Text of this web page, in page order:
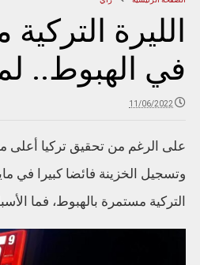
الليرة
في الهبوط..
11/06/2022
على الرغم من تحقيق تركيا
وتسجيل الخزينة فائضا كبيرا في
التركية مستمرة بالهبوط، فما